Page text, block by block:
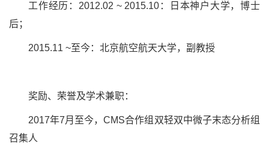
工作经历：2012.02 ~ 2015.10：日本神户大学，博士
后；
2015.11 ~至今：北京航空航天大学，副教授
奖励、荣誉及学术兼职：
2017年7月至今，CMS合作组双轻双中微子末态分析组
召集人